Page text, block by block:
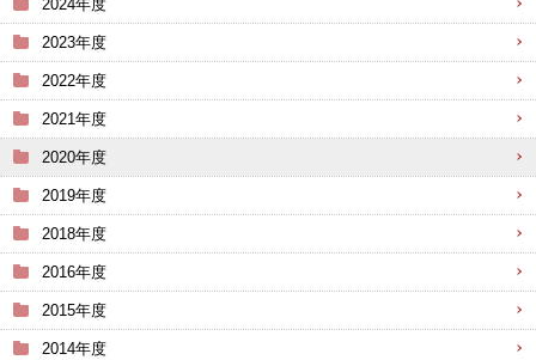
2024年度
2023年度
2022年度
2021年度
2020年度
2019年度
2018年度
2016年度
2015年度
2014年度